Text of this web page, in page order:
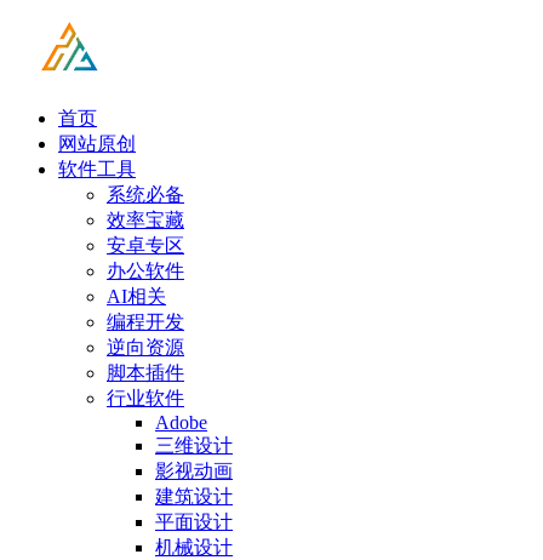
首页
网站原创
软件工具
系统必备
效率宝藏
安卓专区
办公软件
AI相关
编程开发
逆向资源
脚本插件
行业软件
Adobe
三维设计
影视动画
建筑设计
平面设计
机械设计